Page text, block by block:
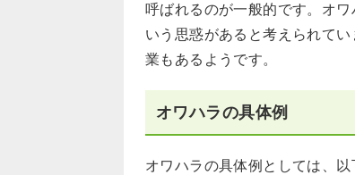
呼ばれるのが一般的です。オ
いう思惑があると考えられて
業もあるようです。
オワハラの具体例
オワハラの具体例としては、